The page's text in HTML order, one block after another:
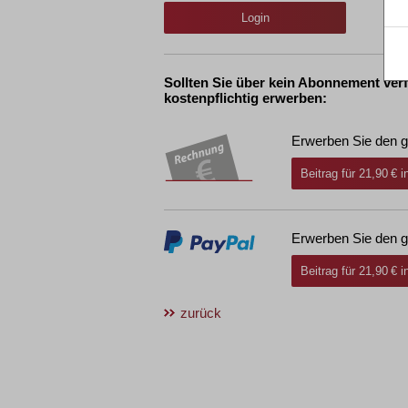
Login
Sollten Sie über kein Abonnement
kostenpflichtig erwerben:
Erwerben Sie den
Beitrag für 21,90 €
Erwerben Sie den
Beitrag für 21,90 €
zurück